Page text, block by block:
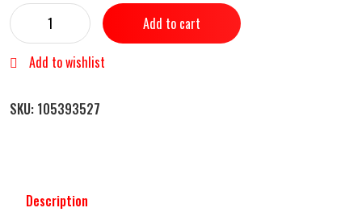
Add to cart
Add to wishlist
SKU: 105393527
Description